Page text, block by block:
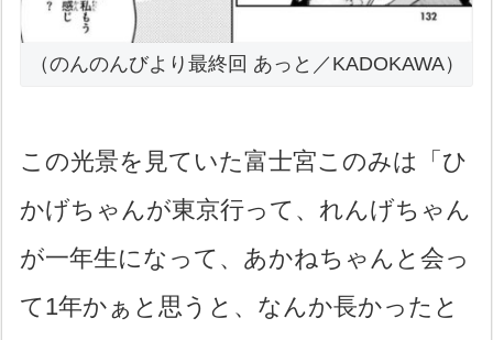
（のんのんびより最終回 あっと／KADOKAWA）
この光景を見ていた富士宮このみは「ひ
かげちゃんが東京行って、れんげちゃん
が一年生になって、あかねちゃんと会っ
て1年かぁと思うと、なんか長かったと